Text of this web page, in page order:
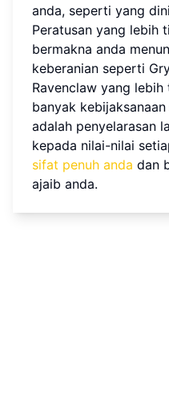
anda, seperti yang
Peratusan yang lebih
bermakna anda
keberanian seperti
Ravenclaw yang
banyak
adalah penyelarasan
kepada nilai-nilai
sifat penuh anda dan
ajaib anda.